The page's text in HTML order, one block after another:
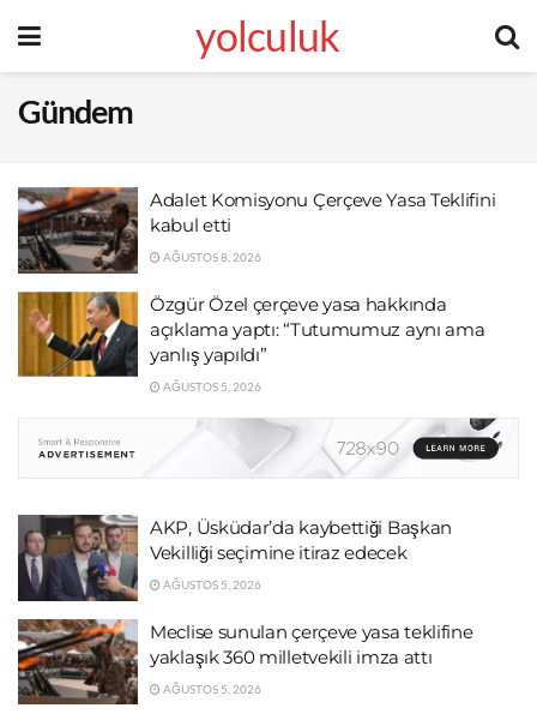
yolculuk
Gündem
Adalet Komisyonu Çerçeve Yasa Teklifini
kabul etti
AĞUSTOS 8, 2026
Özgür Özel çerçeve yasa hakkında
açıklama yaptı: “Tutumumuz aynı ama
yanlış yapıldı”
AĞUSTOS 5, 2026
AKP, Üsküdar’da kaybettiği Başkan
Vekilliği seçimine itiraz edecek
AĞUSTOS 5, 2026
Meclise sunulan çerçeve yasa teklifine
yaklaşık 360 milletvekili imza attı
AĞUSTOS 5, 2026